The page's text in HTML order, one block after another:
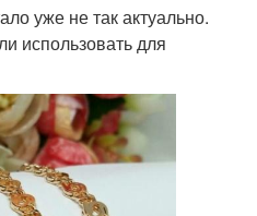
уже не так актуально.
использовать для